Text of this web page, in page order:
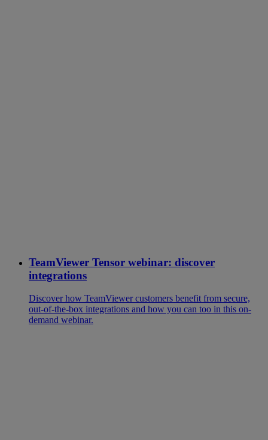
TeamViewer Tensor webinar: discover
integrations
Discover how TeamViewer customers benefit from secure,
out-of-the-box integrations and how you can too in this on-
demand webinar.